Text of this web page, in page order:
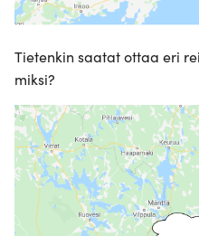
Tietenkin saatat ottaa eri
miksi?